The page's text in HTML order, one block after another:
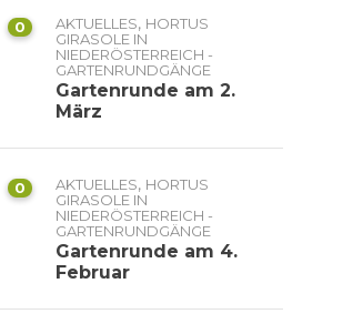
0 AKTUELLES, HORTUS
GIRASOLE IN
NIEDERÖSTERREICH -
GARTENRUNDGÄNGE
Gartenrunde am 2.
März
0 AKTUELLES, HORTUS
GIRASOLE IN
NIEDERÖSTERREICH -
GARTENRUNDGÄNGE
Gartenrunde am 4.
Februar